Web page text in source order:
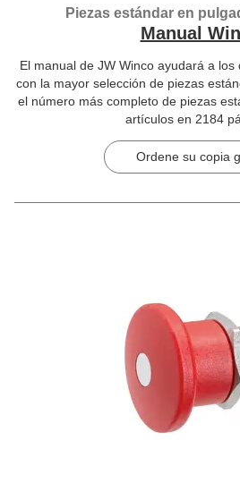
Piezas estándar en
Manual
El manual de JW Winco ayudará a
con la mayor selección de piezas
el número más completo de piezas
artículos en 2184
Ordene su copia